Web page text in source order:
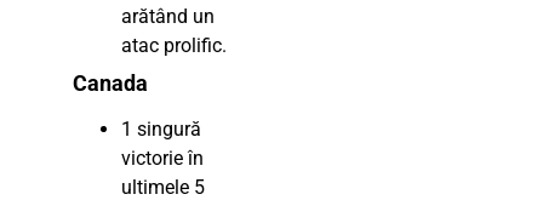
arătând un
atac prolific.
Canada
1 singură
victorie în
ultimele 5